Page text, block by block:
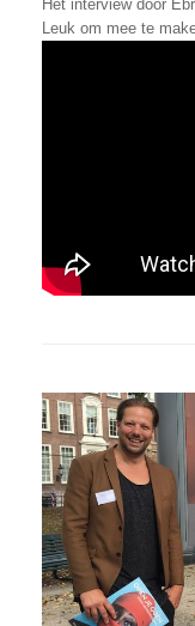
Het interview door
Leuk om mee te